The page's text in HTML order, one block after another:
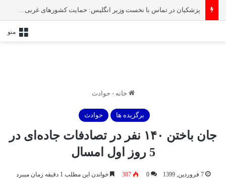
پزشکیان در تماس با نخست‌ وزیر انگلیس: حمایت کشور‌های غربی از رژیم صهیونیستی امنیت منطقه و جهان را به خطر انداخته است
منو
خانه - حوادث
برگزیده ها حوادث
جان باختن ۱۴۰ نفر در تصادفات جاده‌ای در
5 روز اول امسال
7 فروردین, 1399 0
387 خواندن این مطلب 1 دقیقه زمان میبرد